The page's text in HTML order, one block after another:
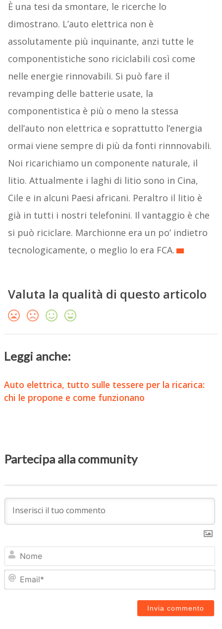
È una tesi da smontare, le ricerche lo
dimostrano. L’auto elettrica non è
assolutamente più inquinante, anzi tutte le
componentistiche sono riciclabili così come
nelle energie rinnovabili. Si può fare il
revamping delle batterie usate, la
componentistica è più o meno la stessa
dell’auto non elettrica e soprattutto l’energia
ormai viene sempre di più da fonti rinnnovabili.
Noi ricarichiamo un componente naturale, il
litio. Attualmente i laghi di litio sono in Cina,
Cile e in alcuni Paesi africani. Peraltro il litio è
già in tutti i nostri telefonini. Il vantaggio è che
si può riciclare. Marchionne era un po’ indietro
tecnologicamente, o meglio lo era FCA.
Valuta la qualità di questo articolo
Leggi anche:
Auto elettrica, tutto sulle tessere per la ricarica:
chi le propone e come funzionano
Partecipa alla community